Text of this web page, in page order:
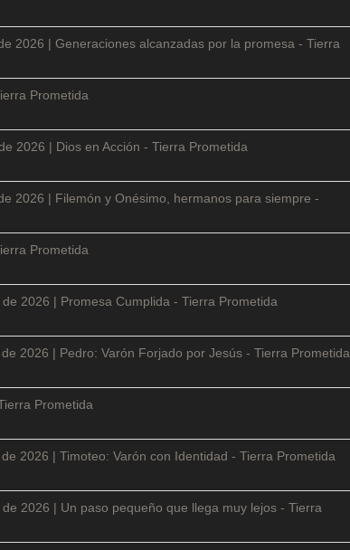
2026 | Generaciones alcanzadas por la promesa - Tierra
Prometida
2026 | Dios en Acción - Tierra Prometida
2026 | Filemón y Onésimo, hermanos para siempre -
Prometida
2026 | Promesa Cumplida - Tierra Prometida
2026 | Pedro: Varón Forjado por Jesús - Tierra Prometida
Prometida
2026 | Timoteo: Varón con Identidad - Tierra Prometida
2026 | Un paso pequeño que llega muy lejos - Tierra